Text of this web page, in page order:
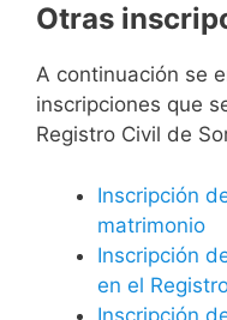
Otras
A continuación se
inscripciones que
Registro Civil de
Inscripción
matrimonio
Inscripción
en el
Inscripción